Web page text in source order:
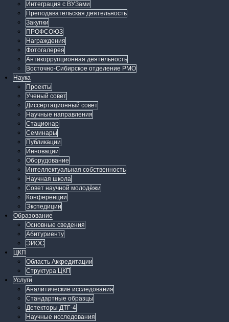
Интеграция с ВУЗами
Преподавательская деятельность
Закупки
ПРОФСОЮЗ
Награждения
Фотогалерея
Антикоррупционная деятельность
Восточно-Сибирское отделение РМО
Наука
Проекты
Ученый совет
Диссертационный совет
Научные направления
Стационар
Семинары
Публикации
Инновации
Оборудование
Интеллектуальная собственность
Научная школа
Совет научной молодёжи
Конференции
Экспедиции
Образование
Основные сведения
Абитуриенту
ЭИОС
ЦКП
Область Аккредитации
Структура ЦКП
Услуги
Аналитические исследования
Стандартные образцы
Детекторы ДТГ-4
Научные исследования